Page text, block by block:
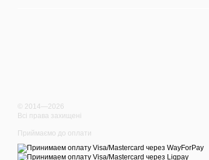
© 2014—2026
Всі права захищені
Приймаємо до оплати